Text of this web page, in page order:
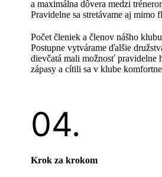
a maximálna dôvera medzi
Pravidelne sa stretávame aj mimo
Počet členiek a členov nášho
Postupne vytvárame ďalšie
dievčatá mali možnosť pravidelne
zápasy a cítili sa v klube komfortne
Krok za krokom